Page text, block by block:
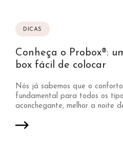
DICAS
Conheça o Probox®:
box fácil de colocar
Nós já sabemos que o
fundamental para todos os
aconchegante, melhor a noite